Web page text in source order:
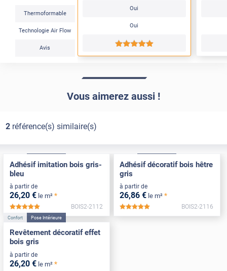
Thermoformable
Technologie Air Flow
Avis
Oui
Oui
*****
Vous aimerez aussi !
2référence(s) similaire(s)
Adhésif imitation bois gris-
bleu
à partir de
26,20 € le m² *
*****
BOIS2-2112
Adhésif décoratif bois hêtre
gris
à partir de
26,86 € le m² *
BOIS2-2116
Confort Pose Intérieure
Revêtement décoratif effet
bois gris
à partir de
26,20 € le m² *